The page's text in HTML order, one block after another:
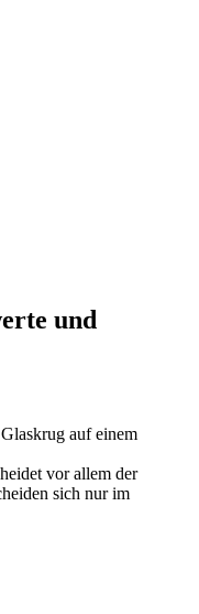
und
vor allem der
sich nur im